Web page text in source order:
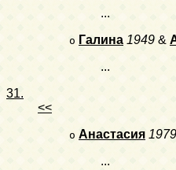
...
o Галина 1949 &
...
31.
<<
o Анастасия 1979
...